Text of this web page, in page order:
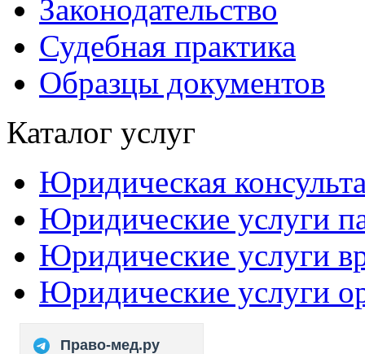
Законодательство
Судебная практика
Образцы документов
Каталог услуг
Юридическая
Юридические услуги
Юридические услуги
Юридические услуги
Право-мед.ру